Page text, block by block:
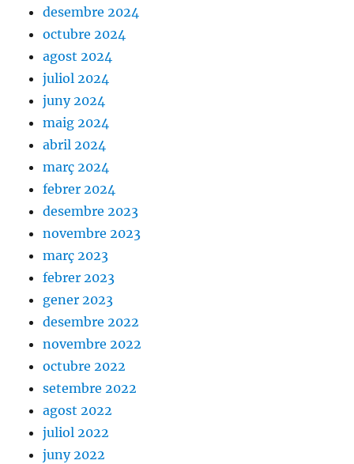
desembre 2024
octubre 2024
agost 2024
juliol 2024
juny 2024
maig 2024
abril 2024
març 2024
febrer 2024
desembre 2023
novembre 2023
març 2023
febrer 2023
gener 2023
desembre 2022
novembre 2022
octubre 2022
setembre 2022
agost 2022
juliol 2022
juny 2022